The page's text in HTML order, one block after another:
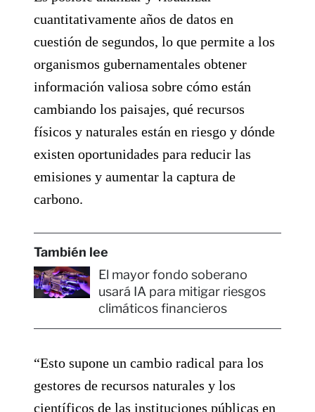
cuantitativamente años de datos en
cuestión de segundos, lo que permite a los
organismos gubernamentales obtener
información valiosa sobre cómo están
cambiando los paisajes, qué recursos
físicos y naturales están en riesgo y dónde
existen oportunidades para reducir las
emisiones y aumentar la captura de
carbono.
También lee
El mayor fondo soberano
usará IA para mitigar riesgos
climáticos financieros
“Esto supone un cambio radical para los
gestores de recursos naturales y los
científicos de las instituciones públicas en